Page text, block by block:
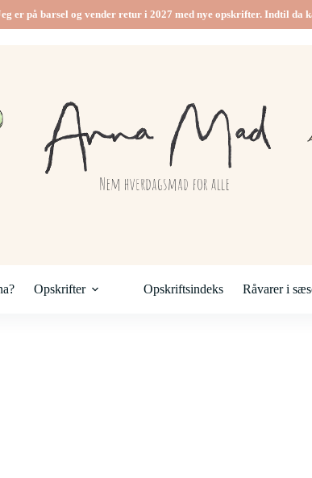
er på barsel og vender retur i 2027 med nye opskrifter. Indtil da
Opskrifter Opskriftsindeks Råvarer i